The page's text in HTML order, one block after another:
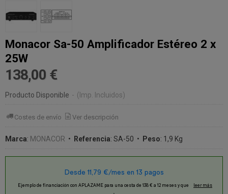
Monacor Sa-50 Amplificador Estéreo 2 x
25W
138,00 €
Producto Disponible - (Imp. Incluidos)
Costes de envío Ver descripción
Marca: MONACOR • Referencia: SA-50 • Peso: 1,9 Kg